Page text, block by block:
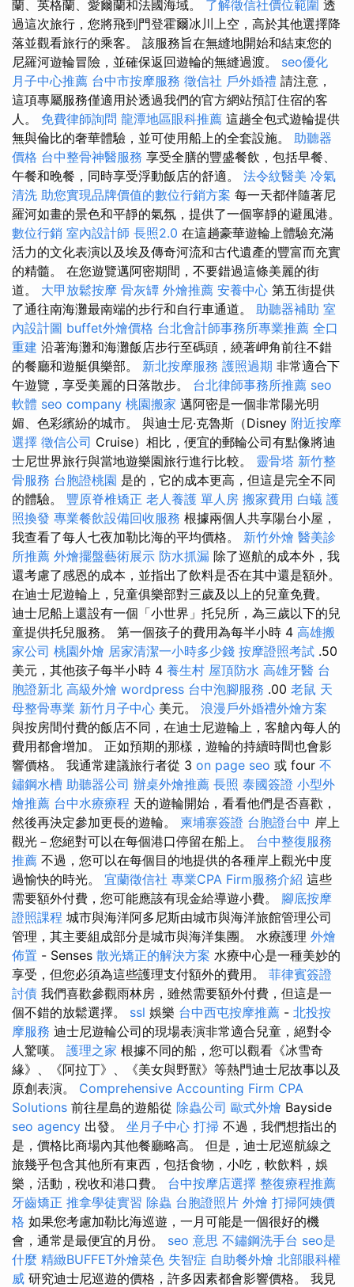
蘭、英格蘭、愛爾蘭和法國海域。 了解徵信社價位範圍 透
過這次旅行，您將飛到門登霍爾冰川上空，高於其他選擇降
落並觀看旅行的乘客。 該服務旨在無縫地開始和結束您的
尼羅河遊輪冒險，並確保返回遊輪的無縫過渡。 seo優化
月子中心推薦 台中市按摩服務 徵信社 戶外婚禮 請注意，
這項專屬服務僅適用於透過我們的官方網站預訂住宿的客
人。 免費律師詢問 龍潭地區眼科推薦 這趟全包式遊輪提供
無與倫比的奢華體驗，並可使用船上的全套設施。 助聽器
價格 台中整骨神醫服務 享受全膳的豐盛餐飲，包括早餐、
午餐和晚餐，同時享受浮動飯店的舒適。 法令紋醫美 冷氣
清洗 助您實現品牌價值的數位行銷方案 每一天都伴隨著尼
羅河如畫的景色和平靜的氣氛，提供了一個寧靜的避風港。
數位行銷 室內設計師 長照2.0 在這趟豪華遊輪上體驗充滿
活力的文化表演以及埃及傳奇河流和古代遺產的豐富而充實
的精髓。 在您遊覽邁阿密期間，不要錯過這條美麗的街
道。 大甲放鬆按摩 骨灰罈 外燴推薦 安養中心 第五街提供
了通往南海灘最南端的步行和自行車通道。 助聽器補助 室
內設計圖 buffet外燴價格 台北會計師事務所專業推薦 全口
重建 沿著海灘和海灘飯店步行至碼頭，繞著岬角前往不錯
的餐廳和遊艇俱樂部。 新北按摩服務 護照過期 非常適合下
午遊覽，享受美麗的日落散步。 台北律師事務所推薦 seo
軟體 seo company 桃園搬家 邁阿密是一個非常陽光明
媚、色彩繽紛的城市。 與迪士尼·克魯斯（Disney 附近按摩
選擇 徵信公司 Cruise）相比，便宜的郵輪公司有點像將迪
士尼世界旅行與當地遊樂園旅行進行比較。 靈骨塔 新竹整
骨服務 台胞證桃園 是的，它的成本更高，但這是完全不同
的體驗。 豐原脊椎矯正 老人養護 單人房 搬家費用 白蟻 護
照換發 專業餐飲設備回收服務 根據兩個人共享陽台小屋，
我查看了每人七夜加勒比海的平均價格。 新竹外燴 醫美診
所推薦 外燴擺盤藝術展示 防水抓漏 除了巡航的成本外，我
還考慮了感恩的成本，並指出了飲料是否在其中還是額外。
在迪士尼遊輪上，兒童俱樂部對三歲及以上的兒童免費。
迪士尼船上還設有一個「小世界」托兒所，為三歲以下的兒
童提供托兒服務。 第一個孩子的費用為每半小時 4 高雄搬
家公司 桃園外燴 居家清潔一小時多少錢 按摩證照考試 .50
美元，其他孩子每半小時 4 養生村 屋頂防水 高雄牙醫 台
胞證新北 高級外燴 wordpress 台中泡腳服務 .00 老鼠 天
母整骨專業 新竹月子中心 美元。 浪漫戶外婚禮外燴方案
與按房間付費的飯店不同，在迪士尼遊輪上，客艙內每人的
費用都會增加。 正如預期的那樣，遊輪的持續時間也會影
響價格。 我通常建議旅行者從 3 on page seo 或 four 不
鏽鋼水槽 助聽器公司 辦桌外燴推薦 長照 泰國簽證 小型外
燴推薦 台中水療療程 天的遊輪開始，看看他們是否喜歡，
然後再決定參加更長的遊輪。 柬埔寨簽證 台胞證台中 岸上
觀光－您絕對可以在每個港口停留在船上。 台中整復服務
推薦 不過，您可以在每個目的地提供的各種岸上觀光中度
過愉快的時光。 宜蘭徵信社 專業CPA Firm服務介紹 這些
需要額外付費，您可能應該有現金給導遊小費。 腳底按摩
證照課程 城市與海洋阿多尼斯由城市與海洋旅館管理公司
管理，其主要組成部分是城市與海洋集團。 水療護理 外燴
佈置 - Senses 散光矯正的解決方案 水療中心是一種美妙的
享受，但您必須為這些護理支付額外的費用。 菲律賓簽證
討債 我們喜歡參觀雨林房，雖然需要額外付費，但這是一
個不錯的放鬆選擇。 ssl 娛樂 台中西屯按摩推薦 - 北投按
摩服務 迪士尼遊輪公司的現場表演非常適合兒童，絕對令
人驚嘆。 護理之家 根據不同的船，您可以觀看《冰雪奇
緣》、《阿拉丁》、《美女與野獸》等熱門迪士尼故事以及
原創表演。 Comprehensive Accounting Firm CPA
Solutions 前往星島的遊船從 除蟲公司 歐式外燴 Bayside
seo agency 出發。 坐月子中心 打掃 不過，我們想指出的
是，價格比商場內其他餐廳略高。 但是，迪士尼巡航線之
旅幾乎包含其他所有東西，包括食物，小吃，軟飲料，娛
樂，活動，稅收和港口費。 台中按摩店選擇 整復療程推薦
牙齒矯正 推拿學徒實習 除蟲 台胞證照片 外燴 打掃阿姨價
格 如果您考慮加勒比海巡遊，一月可能是一個很好的機
會，通常是最便宜的月份。 seo 意思 不鏽鋼洗手台 seo是
什麼 精緻BUFFET外燴菜色 失智症 自助餐外燴 北部眼科權
威 研究迪士尼巡遊的價格，許多因素都會影響價格。 我見